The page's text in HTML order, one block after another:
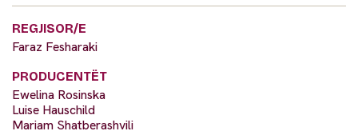
REGJISOR/E
Faraz Fesharaki
PRODUCENTËT
Ewelina Rosinska
Luise Hauschild
Mariam Shatberashvili